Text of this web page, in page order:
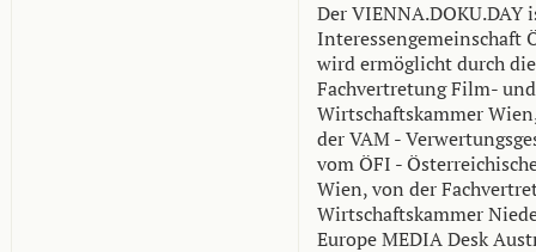
Der
Interessengemeinschaft
wird ermöglicht durch
Fachvertretung Film-
Wirtschaftskammer
der VAM -
vom ÖFI -
Wien, von der
Wirtschaftskammer
Europe MEDIA Desk